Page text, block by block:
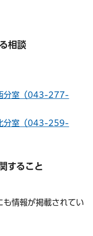
相談
分室（043-277-
分室（043-259-
すること
も情報が掲載されてい